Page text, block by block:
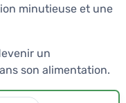
minutieuse et une
un
son alimentation.